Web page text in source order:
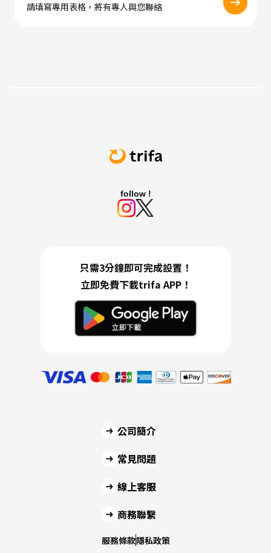
請填寫專用表格，將有專人與您聯絡
follow !
只需3分鐘即可完成設置！
立即免費下載trifa APP！
公司簡介
常見問題
線上客服
商務聯繫
服務條款隱私政策